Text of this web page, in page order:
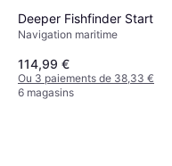
Deeper Fishfinder Start
Navigation maritime
114,99 €
Ou 3 paiements de 38,33 €
6 magasins